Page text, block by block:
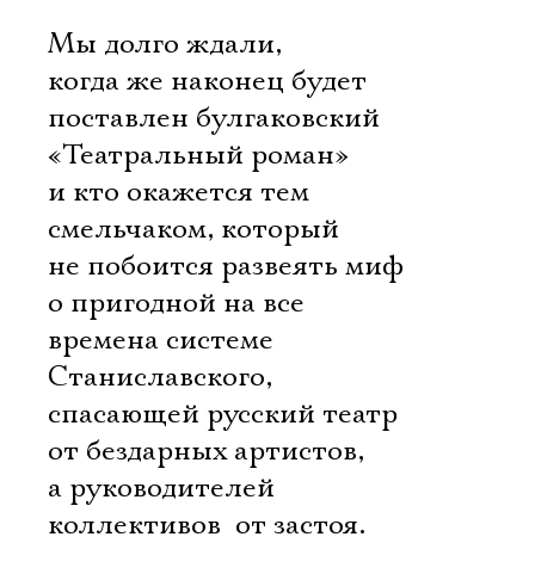
Мы долго ждали,
когда же наконец будет
поставлен булгаковский
«Театральный роман»
и кто окажется тем
смельчаком, который
не побоится развеять миф
о пригодной на все
времена системе
Станиславского,
спасающей русский театр
от бездарных артистов,
а руководителей
коллективов  от застоя.